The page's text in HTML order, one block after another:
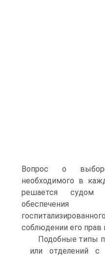
Вопрос о
необходимого в
решается судом
соблюдении его прав
Подобные типы
или отделений с